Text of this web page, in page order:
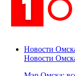
Новости
Новости